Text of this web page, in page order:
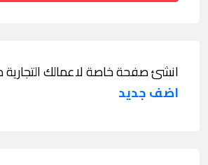
انشئ صفحة خاصة لاعمالك التجارية
اضف جديد